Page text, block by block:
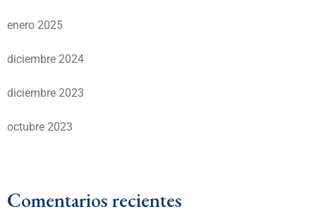
enero 2025
diciembre 2024
diciembre 2023
octubre 2023
Comentarios recientes